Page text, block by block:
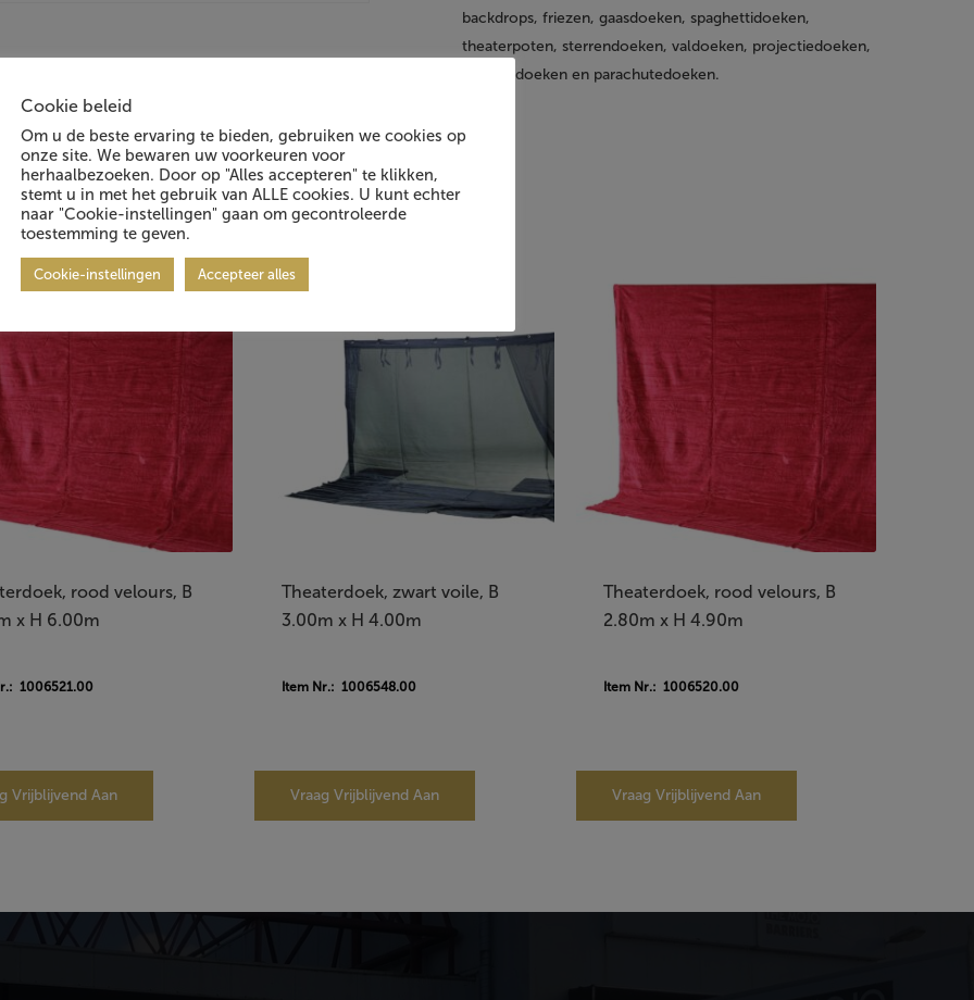
backdrops, friezen, gaasdoeken, spaghettidoeken,
theaterpoten, sterrendoeken, valdoeken, projectiedoeken,
horizondoeken en parachutedoeken.
geïnteresseerd in:
rood velours, B
x H 6.00m
1006521.00
Vrijblijvend Aan
Theaterdoek, zwart voile, B
3.00m x H 4.00m
Item Nr.: 1006548.00
Vraag Vrijblijvend Aan
Theaterdoek, rood velours, B
2.80m x H 4.90m
Item Nr.: 1006520.00
Vraag Vrijblijvend Aan
Cookie beleid
Om u de beste ervaring te bieden, gebruiken we cookies op
onze site. We bewaren uw voorkeuren voor
herhaalbezoeken. Door op "Alles accepteren" te klikken,
stemt u in met het gebruik van ALLE cookies. U kunt echter
naar "Cookie-instellingen" gaan om gecontroleerde
toestemming te geven.
Cookie-instellingen Accepteer alles